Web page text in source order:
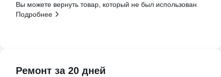
Вы можете вернуть товар, который не был использован
Подробнее
Ремонт за 20 дней